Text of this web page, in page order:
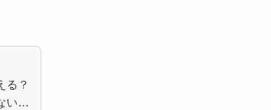
る？
い…